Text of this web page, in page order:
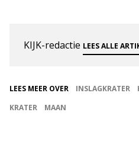
KIJK-redactie LEES ALLE
LEES MEER OVER INSLAGKRATER
KRATER
MAAN